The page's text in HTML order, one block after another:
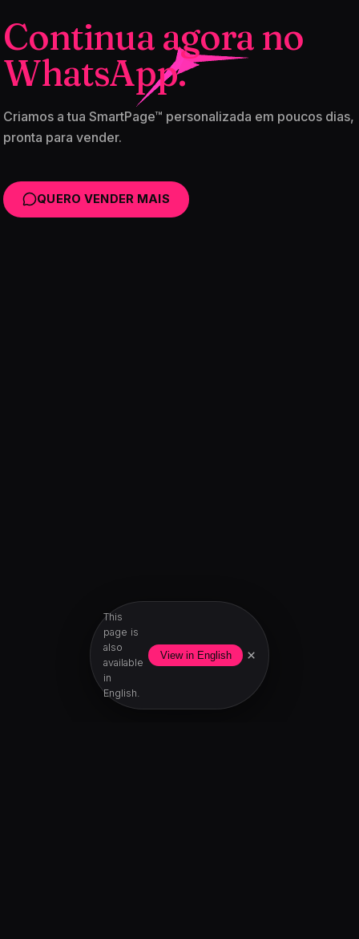
This
page is
also
available
in
English.
View in English ×
Continua agora no
WhatsApp.
Criamos a tua SmartPage™ personalizada em poucos dias,
pronta para vender.
QUERO VENDER MAIS